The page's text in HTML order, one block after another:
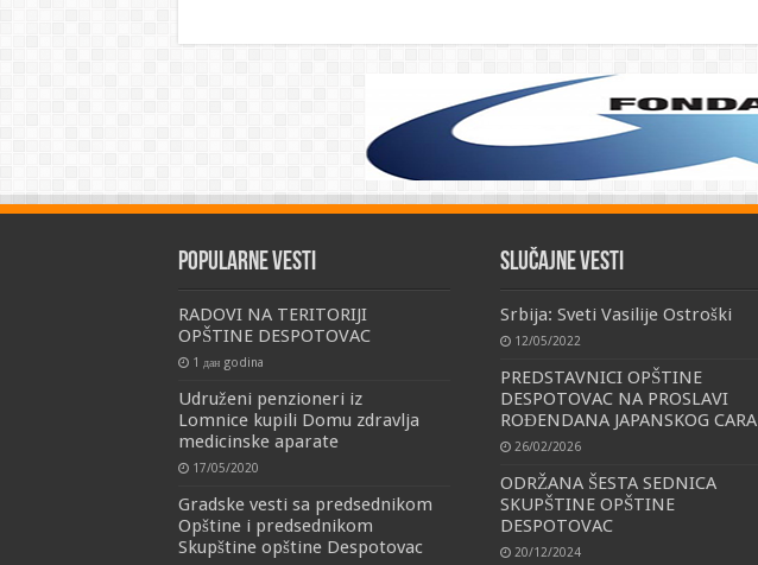
Popularne vesti
RADOVI NA TERITORIJI
OPŠTINE DESPOTOVAC
1 дан godina
Udruženi penzioneri iz
Lomnice kupili Domu zdravlja
medicinske aparate
17/05/2020
Gradske vesti sa predsednikom
Opštine i predsednikom
Skupštine opštine Despotovac
Slučajne vesti
Srbija: Sveti Vasilije Ostroški
12/05/2022
PREDSTAVNICI OPŠTINE
DESPOTOVAC NA PROSLAVI
ROĐENDANA JAPANSKOG CARA
26/02/2026
ODRŽANA ŠESTA SEDNICA
SKUPŠTINE OPŠTINE
DESPOTOVAC
20/12/2024